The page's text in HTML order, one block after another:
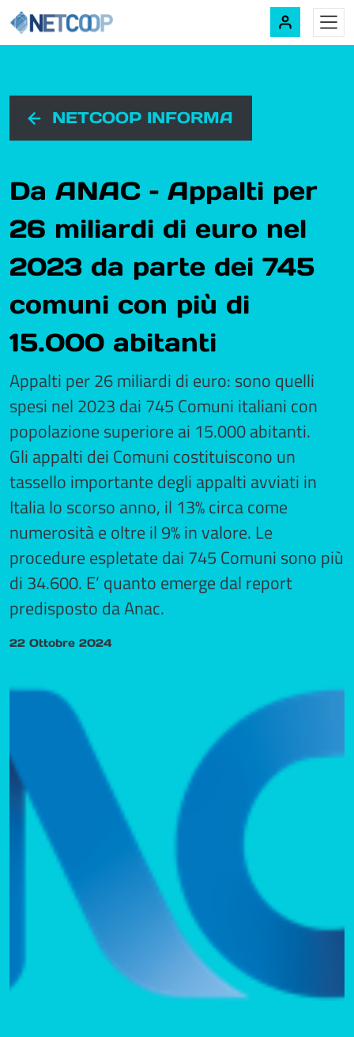
Navigazione principale
NETCOOP INFORMA
Da ANAC – Appalti per
26 miliardi di euro nel
2023 da parte dei 745
comuni con più di
15.000 abitanti
Appalti per 26 miliardi di euro: sono quelli
spesi nel 2023 dai 745 Comuni italiani con
popolazione superiore ai 15.000 abitanti.
Gli appalti dei Comuni costituiscono un
tassello importante degli appalti avviati in
Italia lo scorso anno, il 13% circa come
numerosità e oltre il 9% in valore. Le
procedure espletate dai 745 Comuni sono più
di 34.600. E’ quanto emerge dal report
predisposto da Anac.
22 Ottobre 2024